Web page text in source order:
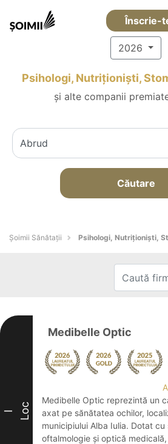
Înscrie-
2026
Psihologi, Nutriționiști,
și alte companii
Căutare
Şoimii Sănătații Psihologi, Nutriționiști,
I Loc
Medibelle Optic
Medibelle Optic reprezintă un
axat pe sănătatea ochilor,
municipiului Alba Iulia. Dotat cu
oftalmologie și optică